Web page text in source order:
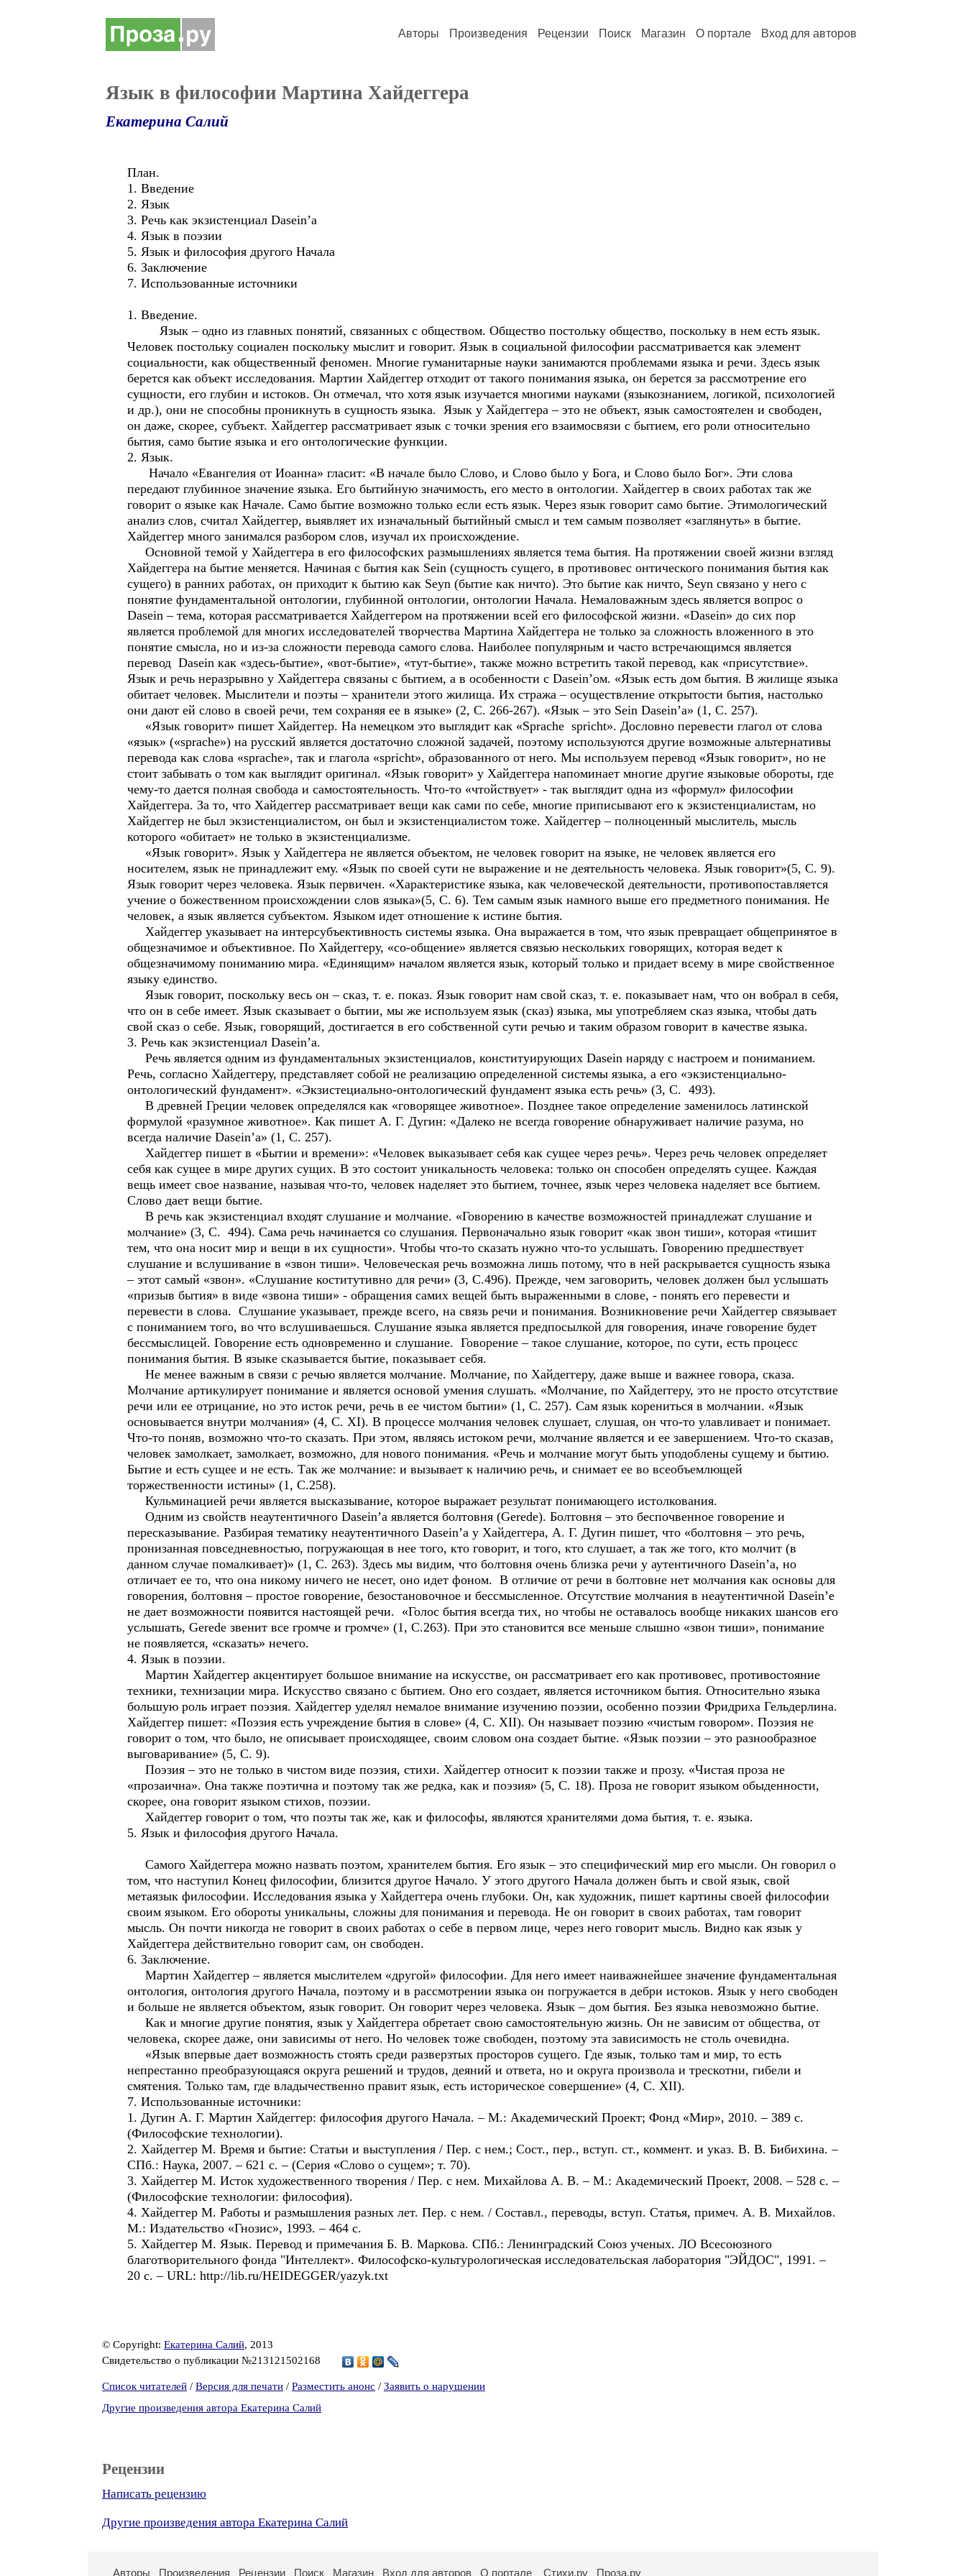
Авторы Произведения Рецензии Поиск Магазин О портале Вход для авторов
Язык в философии Мартина Хайдеггера
Екатерина Салий
План.
1. Введение
2. Язык
3. Речь как экзистенциал Dasein’а
4. Язык в поэзии
5. Язык и философия другого Начала
6. Заключение
7. Использованные источники
1. Введение.
Язык – одно из главных понятий, связанных с обществом. Общество постольку общество, поскольку в нем есть язык.
Человек постольку социален поскольку мыслит и говорит. Язык в социальной философии рассматривается как элемент
социальности, как общественный феномен. Многие гуманитарные науки занимаются проблемами языка и речи. Здесь язык
берется как объект исследования. Мартин Хайдеггер отходит от такого понимания языка, он берется за рассмотрение его
сущности, его глубин и истоков. Он отмечал, что хотя язык изучается многими науками (языкознанием, логикой, психологией
и др.), они не способны проникнуть в сущность языка. Язык у Хайдеггера – это не объект, язык самостоятелен и свободен,
он даже, скорее, субъект. Хайдеггер рассматривает язык с точки зрения его взаимосвязи с бытием, его роли относительно
бытия, само бытие языка и его онтологические функции.
2. Язык.
Начало «Евангелия от Иоанна» гласит: «В начале было Слово, и Слово было у Бога, и Слово было Бог». Эти слова
передают глубинное значение языка. Его бытийную значимость, его место в онтологии. Хайдеггер в своих работах так же
говорит о языке как Начале. Само бытие возможно только если есть язык. Через язык говорит само бытие. Этимологический
анализ слов, считал Хайдеггер, выявляет их изначальный бытийный смысл и тем самым позволяет «заглянуть» в бытие.
Хайдеггер много занимался разбором слов, изучал их происхождение.
Основной темой у Хайдеггера в его философских размышлениях является тема бытия. На протяжении своей жизни взгляд
Хайдеггера на бытие меняется. Начиная с бытия как Sein (сущность сущего, в противовес онтического понимания бытия как
сущего) в ранних работах, он приходит к бытию как Seyn (бытие как ничто). Это бытие как ничто, Seyn связано у него с
понятие фундаментальной онтологии, глубинной онтологии, онтологии Начала. Немаловажным здесь является вопрос о
Dasein – тема, которая рассматривается Хайдеггером на протяжении всей его философской жизни. «Dasein» до сих пор
является проблемой для многих исследователей творчества Мартина Хайдеггера не только за сложность вложенного в это
понятие смысла, но и из-за сложности перевода самого слова. Наиболее популярным и часто встречающимся является
перевод Dasein как «здесь-бытие», «вот-бытие», «тут-бытие», также можно встретить такой перевод, как «присутствие».
Язык и речь неразрывно у Хайдеггера связаны с бытием, а в особенности с Dasein’ом. «Язык есть дом бытия. В жилище языка
обитает человек. Мыслители и поэты – хранители этого жилища. Их стража – осуществление открытости бытия, настолько
они дают ей слово в своей речи, тем сохраняя ее в языке» (2, С. 266-267). «Язык – это Sein Dasein’a» (1, С. 257).
«Язык говорит» пишет Хайдеггер. На немецком это выглядит как «Sprache spricht». Дословно перевести глагол от слова
«язык» («sprache») на русский является достаточно сложной задачей, поэтому используются другие возможные альтернативы
перевода как слова «sprache», так и глагола «spricht», образованного от него. Мы используем перевод «Язык говорит», но не
стоит забывать о том как выглядит оригинал. «Язык говорит» у Хайдеггера напоминает многие другие языковые обороты, где
чему-то дается полная свобода и самостоятельность. Что-то «чтойствует» - так выглядит одна из «формул» философии
Хайдеггера. За то, что Хайдеггер рассматривает вещи как сами по себе, многие приписывают его к экзистенциалистам, но
Хайдеггер не был экзистенциалистом, он был и экзистенциалистом тоже. Хайдеггер – полноценный мыслитель, мысль
которого «обитает» не только в экзистенциализме.
«Язык говорит». Язык у Хайдеггера не является объектом, не человек говорит на языке, не человек является его
носителем, язык не принадлежит ему. «Язык по своей сути не выражение и не деятельность человека. Язык говорит»(5, С. 9).
Язык говорит через человека. Язык первичен. «Характеристике языка, как человеческой деятельности, противопоставляется
учение о божественном происхождении слов языка»(5, С. 6). Тем самым язык намного выше его предметного понимания. Не
человек, а язык является субъектом. Языком идет отношение к истине бытия.
Хайдеггер указывает на интерсубъективность системы языка. Она выражается в том, что язык превращает общепринятое в
общезначимое и объективное. По Хайдеггеру, «со-общение» является связью нескольких говорящих, которая ведет к
общезначимому пониманию мира. «Единящим» началом является язык, который только и придает всему в мире свойственное
языку единство.
Язык говорит, поскольку весь он – сказ, т. е. показ. Язык говорит нам свой сказ, т. е. показывает нам, что он вобрал в себя,
что он в себе имеет. Язык сказывает о бытии, мы же используем язык (сказ) языка, мы употребляем сказ языка, чтобы дать
свой сказ о себе. Язык, говорящий, достигается в его собственной сути речью и таким образом говорит в качестве языка.
3. Речь как экзистенциал Dasein’a.
Речь является одним из фундаментальных экзистенциалов, конституирующих Dasein наряду с настроем и пониманием.
Речь, согласно Хайдеггеру, представляет собой не реализацию определенной системы языка, а его «экзистенциально-
онтологический фундамент». «Экзистециально-онтологический фундамент языка есть речь» (3, С. 493).
В древней Греции человек определялся как «говорящее животное». Позднее такое определение заменилось латинской
формулой «разумное животное». Как пишет А. Г. Дугин: «Далеко не всегда говорение обнаруживает наличие разума, но
всегда наличие Dasein’a» (1, С. 257).
Хайдеггер пишет в «Бытии и времени»: «Человек выказывает себя как сущее через речь». Через речь человек определяет
себя как сущее в мире других сущих. В это состоит уникальность человека: только он способен определять сущее. Каждая
вещь имеет свое название, называя что-то, человек наделяет это бытием, точнее, язык через человека наделяет все бытием.
Слово дает вещи бытие.
В речь как экзистенциал входят слушание и молчание. «Говорению в качестве возможностей принадлежат слушание и
молчание» (3, С. 494). Сама речь начинается со слушания. Первоначально язык говорит «как звон тиши», которая «тишит
тем, что она носит мир и вещи в их сущности». Чтобы что-то сказать нужно что-то услышать. Говорению предшествует
слушание и вслушивание в «звон тиши». Человеческая речь возможна лишь потому, что в ней раскрывается сущность языка
– этот самый «звон». «Слушание коститутивно для речи» (3, С.496). Прежде, чем заговорить, человек должен был услышать
«призыв бытия» в виде «звона тиши» - обращения самих вещей быть выраженными в слове, - понять его перевести и
перевести в слова. Слушание указывает, прежде всего, на связь речи и понимания. Возникновение речи Хайдеггер связывает
с пониманием того, во что вслушиваешься. Слушание языка является предпосылкой для говорения, иначе говорение будет
бессмыслицей. Говорение есть одновременно и слушание. Говорение – такое слушание, которое, по сути, есть процесс
понимания бытия. В языке сказывается бытие, показывает себя.
Не менее важным в связи с речью является молчание. Молчание, по Хайдеггеру, даже выше и важнее говора, сказа.
Молчание артикулирует понимание и является основой умения слушать. «Молчание, по Хайдеггеру, это не просто отсутствие
речи или ее отрицание, но это исток речи, речь в ее чистом бытии» (1, С. 257). Сам язык корениться в молчании. «Язык
основывается внутри молчания» (4, С. XI). В процессе молчания человек слушает, слушая, он что-то улавливает и понимает.
Что-то поняв, возможно что-то сказать. При этом, являясь истоком речи, молчание является и ее завершением. Что-то сказав,
человек замолкает, замолкает, возможно, для нового понимания. «Речь и молчание могут быть уподоблены сущему и бытию.
Бытие и есть сущее и не есть. Так же молчание: и вызывает к наличию речь, и снимает ее во всеобъемлющей
торжественности истины» (1, С.258).
Кульминацией речи является высказывание, которое выражает результат понимающего истолкования.
Одним из свойств неаутентичного Dasein’a является болтовня (Gerede). Болтовня – это беспочвенное говорение и
пересказывание. Разбирая тематику неаутентичного Dasein’a у Хайдеггера, А. Г. Дугин пишет, что «болтовня – это речь,
пронизанная повседневностью, погружающая в нее того, кто говорит, и того, кто слушает, а так же того, кто молчит (в
данном случае помалкивает)» (1, С. 263). Здесь мы видим, что болтовня очень близка речи у аутентичного Dasein’a, но
отличает ее то, что она никому ничего не несет, оно идет фоном. В отличие от речи в болтовне нет молчания как основы для
говорения, болтовня – простое говорение, безостановочное и бессмысленное. Отсутствие молчания в неаутентичной Dasein’e
не дает возможности появится настоящей речи. «Голос бытия всегда тих, но чтобы не оставалось вообще никаких шансов его
услышать, Gerede звенит все громче и громче» (1, С.263). При это становится все меньше слышно «звон тиши», понимание
не появляется, «сказать» нечего.
4. Язык в поэзии.
Мартин Хайдеггер акцентирует большое внимание на искусстве, он рассматривает его как противовес, противостояние
техники, технизации мира. Искусство связано с бытием. Оно его создает, является источником бытия. Относительно языка
большую роль играет поэзия. Хайдеггер уделял немалое внимание изучению поэзии, особенно поэзии Фридриха Гельдерлина.
Хайдеггер пишет: «Поэзия есть учреждение бытия в слове» (4, С. XII). Он называет поэзию «чистым говором». Поэзия не
говорит о том, что было, не описывает происходящее, своим словом она создает бытие. «Язык поэзии – это разнообразное
выговаривание» (5, С. 9).
Поэзия – это не только в чистом виде поэзия, стихи. Хайдеггер относит к поэзии также и прозу. «Чистая проза не
«прозаична». Она также поэтична и поэтому так же редка, как и поэзия» (5, С. 18). Проза не говорит языком обыденности,
скорее, она говорит языком стихов, поэзии.
Хайдеггер говорит о том, что поэты так же, как и философы, являются хранителями дома бытия, т. е. языка.
5. Язык и философия другого Начала.
Самого Хайдеггера можно назвать поэтом, хранителем бытия. Его язык – это специфический мир его мысли. Он говорил о
том, что наступил Конец философии, близится другое Начало. У этого другого Начала должен быть и свой язык, свой
метаязык философии. Исследования языка у Хайдеггера очень глубоки. Он, как художник, пишет картины своей философии
своим языком. Его обороты уникальны, сложны для понимания и перевода. Не он говорит в своих работах, там говорит
мысль. Он почти никогда не говорит в своих работах о себе в первом лице, через него говорит мысль. Видно как язык у
Хайдеггера действительно говорит сам, он свободен.
6. Заключение.
Мартин Хайдеггер – является мыслителем «другой» философии. Для него имеет наиважнейшее значение фундаментальная
онтология, онтология другого Начала, поэтому и в рассмотрении языка он погружается в дебри истоков. Язык у него свободен
и больше не является объектом, язык говорит. Он говорит через человека. Язык – дом бытия. Без языка невозможно бытие.
Как и многие другие понятия, язык у Хайдеггера обретает свою самостоятельную жизнь. Он не зависим от общества, от
человека, скорее даже, они зависимы от него. Но человек тоже свободен, поэтому эта зависимость не столь очевидна.
«Язык впервые дает возможность стоять среди разверзтых просторов сущего. Где язык, только там и мир, то есть
непрестанно преобразующаяся округа решений и трудов, деяний и ответа, но и округа произвола и трескотни, гибели и
смятения. Только там, где владычественно правит язык, есть историческое совершение» (4, С. XII).
7. Использованные источники:
1. Дугин А. Г. Мартин Хайдеггер: философия другого Начала. – М.: Академический Проект; Фонд «Мир», 2010. – 389 с.
(Философские технологии).
2. Хайдеггер М. Время и бытие: Статьи и выступления / Пер. с нем.; Сост., пер., вступ. ст., коммент. и указ. В. В. Бибихина. –
СПб.: Наука, 2007. – 621 с. – (Серия «Слово о сущем»; т. 70).
3. Хайдеггер М. Исток художественного творения / Пер. с нем. Михайлова А. В. – М.: Академический Проект, 2008. – 528 с. –
(Философские технологии: философия).
4. Хайдеггер М. Работы и размышления разных лет. Пер. с нем. / Составл., переводы, вступ. Статья, примеч. А. В. Михайлов.
М.: Издательство «Гнозис», 1993. – 464 с.
5. Хайдеггер М. Язык. Перевод и примечания Б. В. Маркова. СПб.: Ленинградский Союз ученых. ЛО Всесоюзного
благотворительного фонда "Интеллект». Философско-культурологическая исследовательская лаборатория "ЭЙДОС", 1991. –
20 с. – URL: http://lib.ru/HEIDEGGER/yazyk.txt
© Copyright: Екатерина Салий, 2013
Свидетельство о публикации №213121502168
Список читателей / Версия для печати / Разместить анонс / Заявить о нарушении
Другие произведения автора Екатерина Салий
Рецензии
Написать рецензию
Другие произведения автора Екатерина Салий
Авторы Произведения Рецензии Поиск Магазин Вход для авторов О портале Стихи.ру Проза.ру